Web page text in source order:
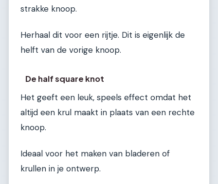
strakke knoop.
Herhaal dit voor een rijtje. Dit is eigenlijk de
helft van de vorige knoop.
De half square knot
Het geeft een leuk, speels effect omdat het
altijd een krul maakt in plaats van een rechte
knoop.
Ideaal voor het maken van bladeren of
krullen in je ontwerp.